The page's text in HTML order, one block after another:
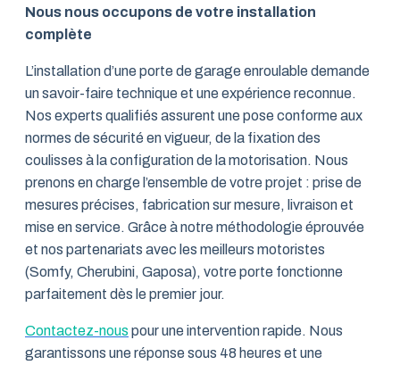
Nous nous occupons de votre installation
complète
L’installation d’une porte de garage enroulable demande
un savoir-faire technique et une expérience reconnue.
Nos experts qualifiés assurent une pose conforme aux
normes de sécurité en vigueur, de la fixation des
coulisses à la configuration de la motorisation. Nous
prenons en charge l’ensemble de votre projet : prise de
mesures précises, fabrication sur mesure, livraison et
mise en service. Grâce à notre méthodologie éprouvée
et nos partenariats avec les meilleurs motoristes
(Somfy, Cherubini, Gaposa), votre porte fonctionne
parfaitement dès le premier jour.
Contactez-nous pour une intervention rapide. Nous
garantissons une réponse sous 48 heures et une